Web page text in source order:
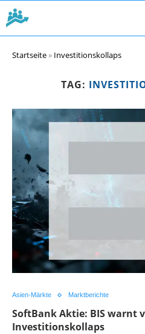
Startseite» Investitionskollaps
TAG:
Asien-Märkte Marktberichte
SoftBank Aktie: BIS warnt
Investitionskollaps